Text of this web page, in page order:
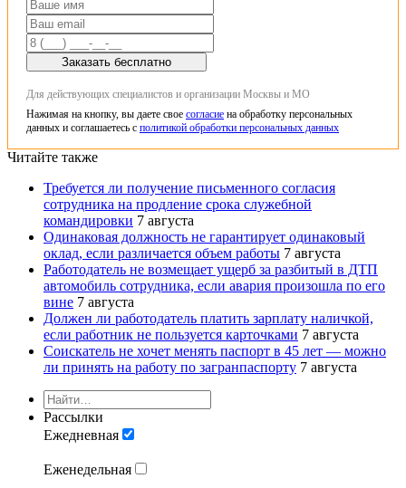
Заказать бесплатно
Для действующих специалистов и организации Москвы и МО
Нажимая на кнопку, вы даете свое согласие на обработку персональных
данных и соглашаетесь с политикой обработки персональных данных
Читайте также
Требуется ли получение письменного согласия
сотрудника на продление срока служебной
командировки 7 августа
Одинаковая должность не гарантирует одинаковый
оклад, если различается объем работы 7 августа
Работодатель не возмещает ущерб за разбитый в ДТП
автомобиль сотрудника, если авария произошла по его
вине 7 августа
Должен ли работодатель платить зарплату наличкой,
если работник не пользуется карточками 7 августа
Соискатель не хочет менять паспорт в 45 лет — можно
ли принять на работу по загранпаспорту 7 августа
Рассылки
Ежедневная
Еженедельная